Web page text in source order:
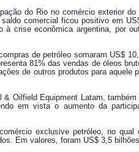
do Rio no comércio exterior
comercial ficou positivo em
à crise econômica argentina, por
de petróleo somaram US$
81% das vendas de óleos
de outros produtos para
Oilfield Equipment Latam,
em vista o aumento da
exclusive petróleo, no
Em valores, foram US$ 3,5